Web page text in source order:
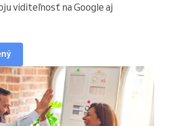
viditeľnosť na Google aj